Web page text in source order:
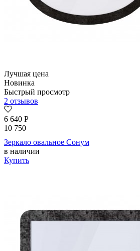
Лучшая цена
Новинка
Быстрый просмотр
2 отзывов
6 640 Р
10 750
Зеркало овальное Сонум
в наличии
Купить